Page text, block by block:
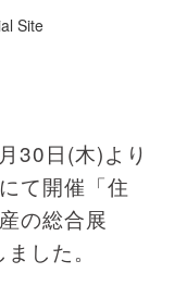
30日(木)より
て開催「住
の総合展
した。